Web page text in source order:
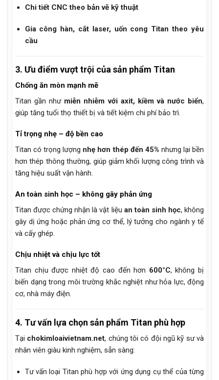
Chi tiết CNC theo bản vẽ kỹ thuật
Gia công hàn, cắt laser, uốn cong Titan theo yêu
cầu
3. Ưu điểm vượt trội của sản phẩm Titan
Chống ăn mòn mạnh mẽ
Titan gần như miễn nhiễm với axit, kiềm và nước biển,
giúp tăng tuổi thọ thiết bị và tiết kiệm chi phí bảo trì.
Tỉ trọng nhẹ – độ bền cao
Titan có trọng lượng nhẹ hơn thép đến 45% nhưng lại bền
hơn thép thông thường, giúp giảm khối lượng công trình và
tăng hiệu suất vận hành.
An toàn sinh học – không gây phản ứng
Titan được chứng nhận là vật liệu an toàn sinh học, không
gây dị ứng hoặc phản ứng cơ thể, lý tưởng cho ngành y tế
và cấy ghép.
Chịu nhiệt và chịu lực tốt
Titan chịu được nhiệt độ cao đến hơn 600°C, không bị
biến dạng trong môi trường khắc nghiệt như hỏa lực, động
cơ, nhà máy điện.
4. Tư vấn lựa chọn sản phẩm Titan phù hợp
Tại chokimloaivietnam.net, chúng tôi có đội ngũ kỹ sư và
nhân viên giàu kinh nghiệm, sẵn sàng:
Tư vấn loại Titan phù hợp với ứng dụng cụ thể của từng